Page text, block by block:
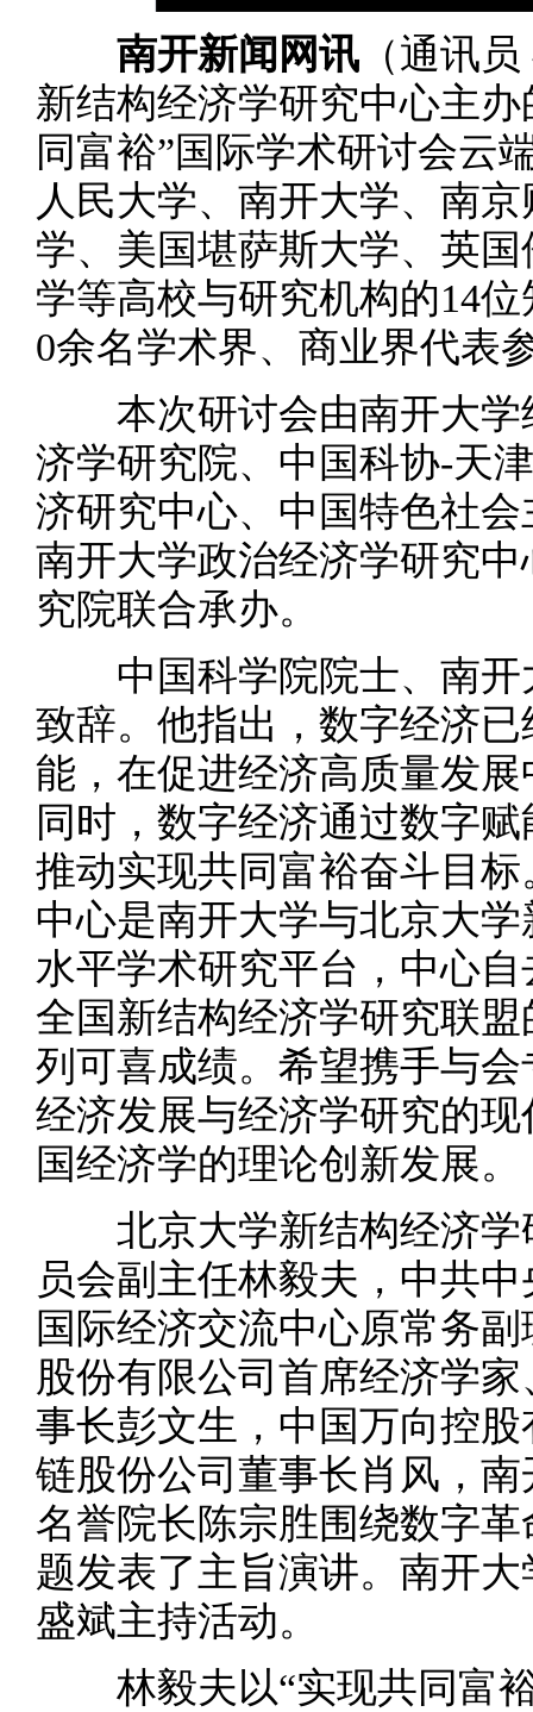
南开新闻网讯 （通讯
新结构经济学研究中心主
同富裕”国际学术研讨会云
人民大学、南开大学、南
学、美国堪萨斯大学、英
学等高校与研究机构的14
0余名学术界、商业界代表
本次研讨会由南开大学
济学研究院、中国科协-天
济研究中心、中国特色社
南开大学政治经济学研究
究院联合承办。
中国科学院院士、南开
致辞。他指出，数字经济
能，在促进经济高质量发
同时，数字经济通过数字
推动实现共同富裕奋斗目
中心是南开大学与北京大
水平学术研究平台，中心
全国新结构经济学研究联
列可喜成绩。希望携手与
经济发展与经济学研究的
国经济学的理论创新发展。
北京大学新结构经济学
员会副主任林毅夫，中共
国际经济交流中心原常务
股份有限公司首席经济学
事长彭文生，中国万向控
链股份公司董事长肖风，
名誉院长陈宗胜围绕数字
题发表了主旨演讲。南开
盛斌主持活动。
林毅夫以“实现共同富裕